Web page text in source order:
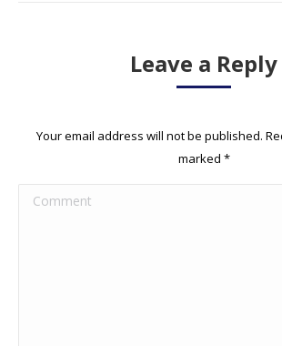
Leave a Reply
Your email address will not be published.
marked *
Comment